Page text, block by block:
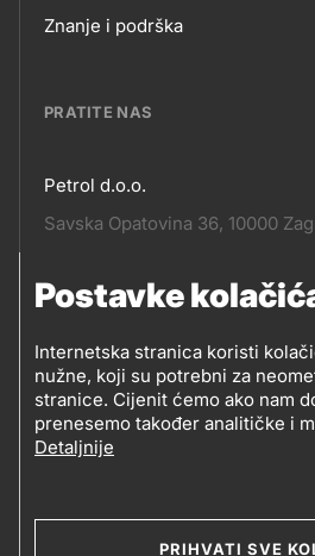
Postavke
Internetska stranica koristi
nužne, koji su potrebni za
stranice. Cijenit ćemo ako nam
prenesemo također analitičke i
Detaljnije
PRIHVATI SVE
Footer
Znanje i podrška
PRATITE NAS
Pratite
Petrol d.o.o.
Savska Opatovina 36, 10000
Pratite
nas
Social
media
PRATITE PETROL NA